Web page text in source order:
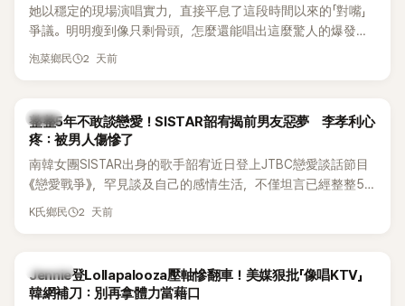
她以穩定的現場演唱實力，直接平息了這段時間以來的「對嘴」
爭議。明明瘦到像只剩骨頭，怎麼還能唱出這麼驚人的爆發力
和音量？
泡菜鄉民 2 天前
韓星
整整5年不敢談戀愛！SISTAR韶宥揭前男友惡夢 李孝利心
疼：被男人傷慘了
南韓女團SISTAR出身的歌手韶宥近日登上JTBC戀愛談話節目
《戀愛戰爭》，罕見談及自己的感情生活，不僅坦言已經整整5
年沒有談戀愛，更首度透露空窗至今的原因，全與上一段戀情
K氏鄉民 2 天前
K-POP
Jennie登Lollapalooza壓軸慘翻車！美媒狠批「像唱KTV」
韓網補刀：別再拿體力當藉口